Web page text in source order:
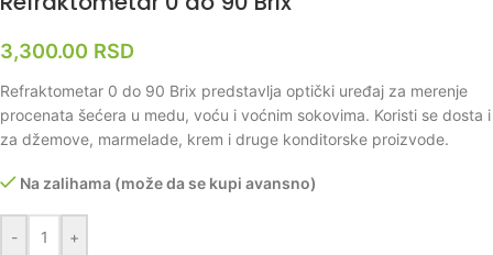
3,300.00 RSD
Refraktometar 0 do 90 Brix predstavlja optički uređaj za merenje
procenata šećera u medu, voću i voćnim sokovima. Koristi se dosta i
za džemove, marmelade, krem i druge konditorske proizvode.
Na zalihama (može da se kupi avansno)
- +